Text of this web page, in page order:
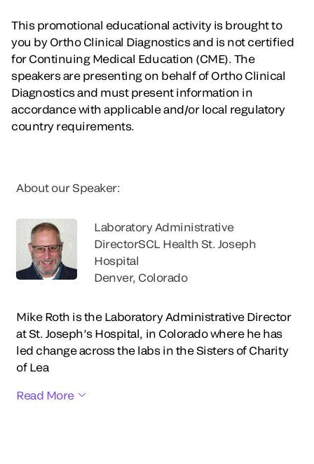
This promotional educational activity is brought to
you by Ortho Clinical Diagnostics and is not certified
for Continuing Medical Education (CME). The
speakers are presenting on behalf of Ortho Clinical
Diagnostics and must present information in
accordance with applicable and/or local regulatory
country requirements.
About our Speaker:
Laboratory Administrative
DirectorSCL Health St. Joseph
Hospital
Denver, Colorado
Mike Roth is the Laboratory Administrative Director
at St. Joseph’s Hospital, in Colorado where he has
led change across the labs in the Sisters of Charity
of Lea
Read More